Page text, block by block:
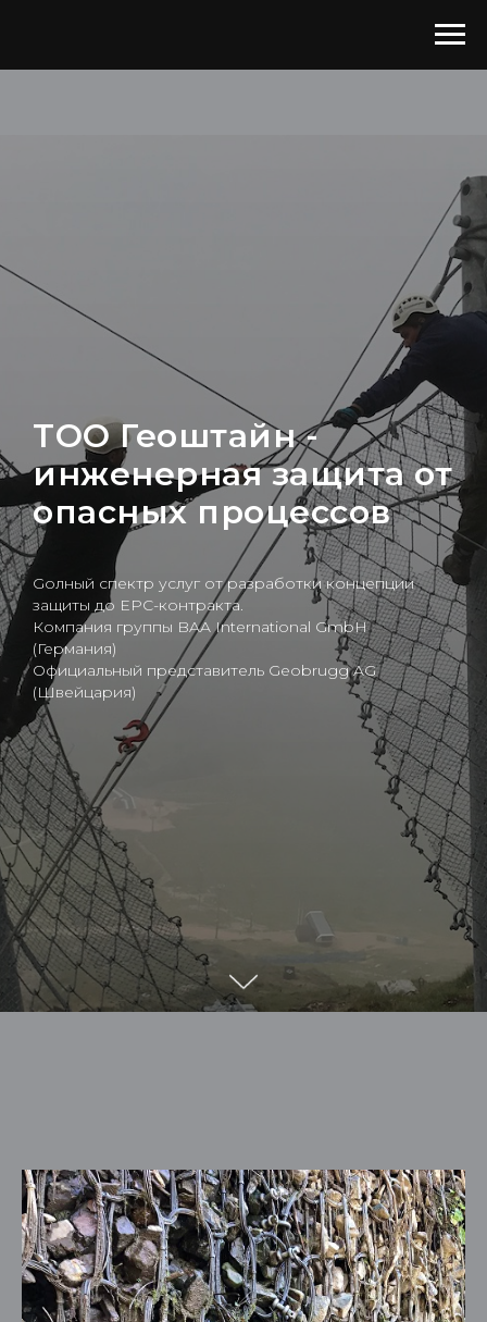
ТОО Геоштайн -
инженерная защита от
опасных процессов
Gолный спектр услуг от разработки концепции
защиты до EPC-контракта.
Компания группы BAA International GmbH
(Германия)
Официальный представитель Geobrugg AG
(Швейцария)